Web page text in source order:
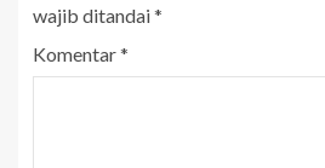
wajib ditandai*
Komentar*